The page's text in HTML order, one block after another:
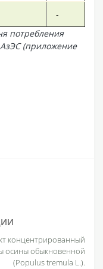
-
потребления
(приложение
концентрированный
осины обыкновенной
(Populus tremula L.).